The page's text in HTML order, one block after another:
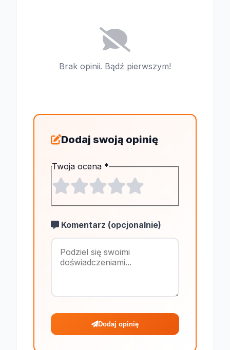
Brak opinii. Bądź pierwszym!
Dodaj swoją opinię
Twoja ocena *
Komentarz (opcjonalnie)
Maksymalnie
Dodaj opinię